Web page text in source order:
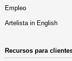
Empleo
Artelista in English
Recursos para